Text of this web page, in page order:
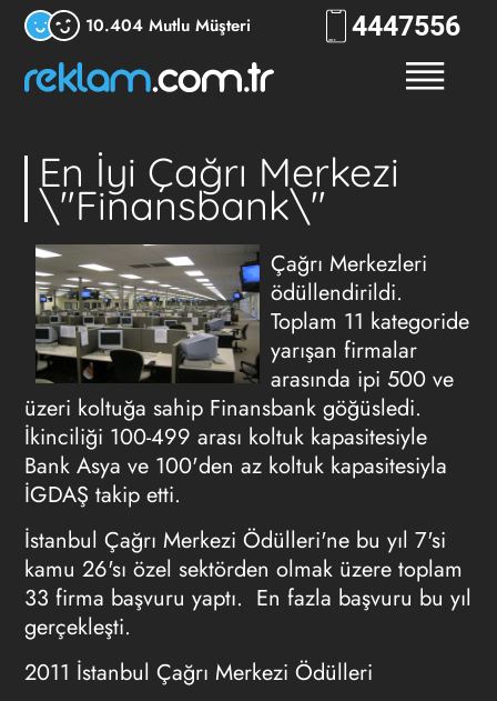
10.404 Mutlu Müşteri 444RKLM
En İyi Çağrı Merkezi
\"Finansbank\"
Çağrı Merkezleri
ödüllendirildi.
Toplam 11 kategoride
yarışan firmalar
arasında ipi 500 ve
üzeri koltuğa sahip Finansbank göğüsledi.
İkinciliği 100-499 arası koltuk kapasitesiyle
Bank Asya ve 100'den az koltuk kapasitesiyla
İGDAŞ takip etti.
İstanbul Çağrı Merkezi Ödülleri'ne bu yıl 7'si
kamu 26'sı özel sektörden olmak üzere toplam
33 firma başvuru yaptı. En fazla başvuru bu yıl
gerçekleşti.
2011 İstanbul Çağrı Merkezi Ödülleri